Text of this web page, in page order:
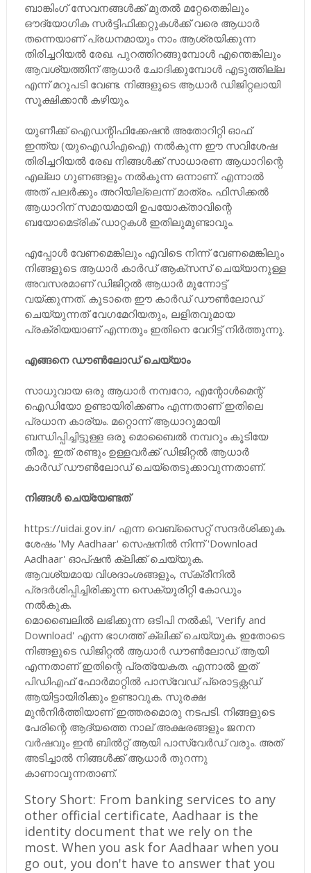
ബാങ്കിംഗ് സേവനങ്ങള്‍ക്ക് മുതല്‍ മറ്റേതെങ്കിലും
ഔദ്യോഗിക സര്‍ട്ടിഫിക്കറ്റുകള്‍ക്ക് വരെ ആധാര്‍
തന്നെയാണ് പ്രധനമായും നാം ആശ്രയിക്കുന്ന
തിരിച്ചറിയല്‍ രേഖ. പുറത്തിറങ്ങുമ്പോള്‍ എന്തെങ്കിലും
ആവശ്യത്തിന് ആധാര്‍ ചോദിക്കുമ്പോള്‍ എടുത്തില്ല
എന്ന് മറുപടി വേണ്ട. നിങ്ങളുടെ ആധാര്‍ ഡിജിറ്റലായി
സൂക്ഷിക്കാന്‍ കഴിയും.
യുണീക്ക് ഐഡന്റിഫിക്കേഷന്‍ അതോറിറ്റി ഓഫ്
ഇന്ത്യ (യുഐഡിഎഐ) നല്‍കുന്ന ഈ സവിശേഷ
തിരിച്ചറിയല്‍ രേഖ നിങ്ങള്‍ക്ക് സാധാരണ ആധാറിന്റെ
എല്ലാ ഗുണങ്ങളും നല്‍കുന്ന ഒന്നാണ്. എന്നാല്‍
അത് പലര്‍ക്കും അറിയില്ലെന്ന് മാത്രം. ഫിസിക്കല്‍
ആധാറിന് സമായമായി ഉപയോക്താവിന്റെ
ബയോമെട്രിക് ഡാറ്റകള്‍ ഇതിലുമുണ്ടാവും.
എപ്പോള്‍ വേണമെങ്കിലും എവിടെ നിന്ന് വേണമെങ്കിലും
നിങ്ങളുടെ ആധാര്‍ കാര്‍ഡ് ആക്‌സസ് ചെയ്യാനുള്ള
അവസരമാണ് ഡിജിറ്റല്‍ ആധാര്‍ മുന്നോട്ട്
വയ്ക്കുന്നത്. കൂടാതെ ഈ കാര്‍ഡ് ഡൗണ്‍ലോഡ്
ചെയ്യുന്നത് വേഗമേറിയതും, ലളിതവുമായ
പ്രക്രിയയാണ് എന്നതും ഇതിനെ വേറിട്ട് നിര്‍ത്തുന്നു.
എങ്ങനെ ഡൗണ്‍ലോഡ് ചെയ്യാം
സാധുവായ ഒരു ആധാര്‍ നമ്പറോ, എന്റോള്‍മെന്റ്
ഐഡിയോ ഉണ്ടായിരിക്കണം എന്നതാണ് ഇതിലെ
പ്രധാന കാര്യം. മറ്റൊന്ന് ആധാറുമായി
ബന്ധിപ്പിച്ചിട്ടുള്ള ഒരു മൊബൈല്‍ നമ്പറും കൂടിയേ
തീരൂ. ഇത് രണ്ടും ഉള്ളവര്‍ക്ക് ഡിജിറ്റല്‍ ആധാര്‍
കാര്‍ഡ് ഡൗണ്‍ലോഡ് ചെയ്‌തെടുക്കാവുന്നതാണ്.
നിങ്ങള്‍ ചെയ്യേണ്ടത്
https://uidai.gov.in/ എന്ന വെബ്‌സൈറ്റ് സന്ദര്‍ശിക്കുക.
ശേഷം 'My Aadhaar' സെഷനില്‍ നിന്ന് 'Download
Aadhaar' ഓപ്ഷന്‍ ക്ലിക്ക് ചെയ്യുക.
ആവശ്യമായ വിശദാംശങ്ങളും, സ്‌ക്രീനില്‍
പ്രദര്‍ശിപ്പിച്ചിരിക്കുന്ന സെക്യൂരിറ്റി കോഡും
നല്‍കുക.
മൊബൈലില്‍ ലഭിക്കുന്ന ഒടിപി നല്‍കി, 'Verify and
Download' എന്ന ഭാഗത്ത് ക്ലിക്ക് ചെയ്യുക. ഇതോടെ
നിങ്ങളുടെ ഡിജിറ്റല്‍ ആധാര്‍ ഡൗണ്‍ലോഡ് ആയി
എന്നതാണ് ഇതിന്റെ പ്രത്യേകത. എന്നാല്‍ ഇത്
പിഡിഎഫ് ഫോര്‍മാറ്റില്‍ പാസ്‌വേഡ് പ്രൊട്ടക്റ്റഡ്
ആയിട്ടായിരിക്കും ഉണ്ടാവുക. സുരക്ഷ
മുന്‍നിര്‍ത്തിയാണ് ഇത്തരമൊരു നടപടി. നിങ്ങളുടെ
പേരിന്റെ ആദ്യത്തെ നാല് അക്ഷരങ്ങളും ജനന
വര്‍ഷവും ഇന്‍ ബില്‍റ്റ് ആയി പാസ്‌വേര്‍ഡ് വരും. അത്
അടിച്ചാല്‍ നിങ്ങള്‍ക്ക് ആധാര്‍ തുറന്നു
കാണാവുന്നതാണ്.
Story Short: From banking services to any
other official certificate, Aadhaar is the
identity document that we rely on the
most. When you ask for Aadhaar when you
go out, you don't have to answer that you